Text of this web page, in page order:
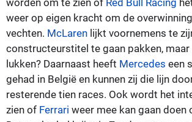
weer op eigen kracht om de
vechten. McLaren lijkt voornemens te
constructeurstitel te gaan pakken, maar
lukken? Daarnaast heeft Mercedes een
gehad in België en kunnen zij die lijn
resterende tien races. Ook wordt het
zien of Ferrari weer mee kan gaan doen